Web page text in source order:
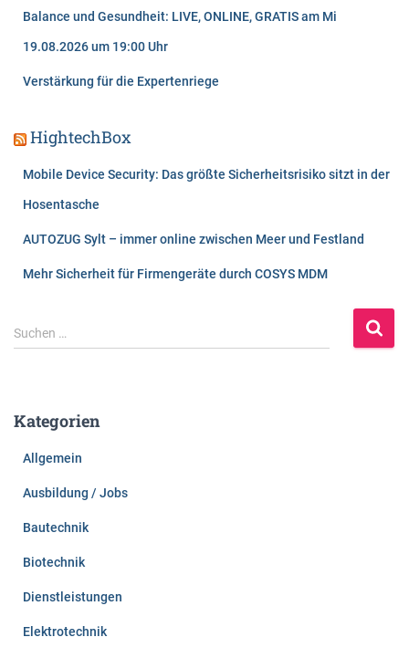
Balance und Gesundheit: LIVE, ONLINE, GRATIS am Mi
19.08.2026 um 19:00 Uhr
Verstärkung für die Expertenriege
HightechBox
Mobile Device Security: Das größte Sicherheitsrisiko sitzt in der
Hosentasche
AUTOZUG Sylt – immer online zwischen Meer und Festland
Mehr Sicherheit für Firmengeräte durch COSYS MDM
S
u
n
Suchen …
Kategorien
Allgemein
Ausbildung / Jobs
Bautechnik
Biotechnik
Dienstleistungen
Elektrotechnik